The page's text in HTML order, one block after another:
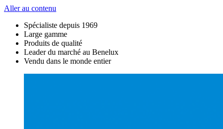
Aller au contenu
Spécialiste depuis 1969
Large gamme
Produits de qualité
Leader du marché au Benelux
Vendu dans le monde entier